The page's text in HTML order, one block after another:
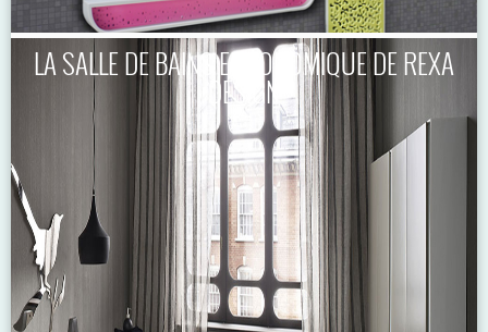
LA SALLE DE BAINS ERGONOMIQUE DE REXA
DESIGN